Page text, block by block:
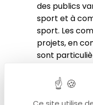
des publics
sport et à
sport. Les
projets, en
sont
essentielle